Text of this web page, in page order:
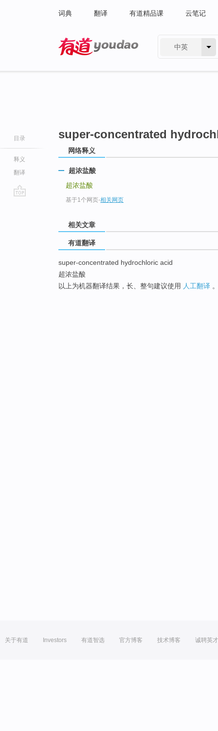
词典 翻译 有道精品课 云笔记
中英
目录
释义
翻译
super-concentrated
网络释义
超浓盐酸
超浓盐酸
基于1个网页-相关网页
相关文章
有道翻译
super-concentrated hydrochloric acid
超浓盐酸
以上为机器翻译结果，长、整句建议使用 人工翻译
关于有道 Investors 有道智选 官方博客 技术博客 诚聘英才